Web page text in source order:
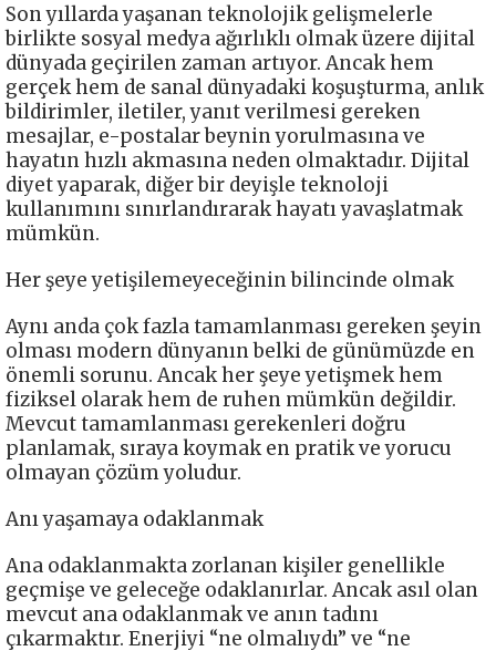
Son yıllarda yaşanan teknolojik gelişmelerle
birlikte sosyal medya ağırlıklı olmak üzere dijital
dünyada geçirilen zaman artıyor. Ancak hem
gerçek hem de sanal dünyadaki koşuşturma, anlık
bildirimler, iletiler, yanıt verilmesi gereken
mesajlar, e-postalar beynin yorulmasına ve
hayatın hızlı akmasına neden olmaktadır. Dijital
diyet yaparak, diğer bir deyişle teknoloji
kullanımını sınırlandırarak hayatı yavaşlatmak
mümkün.
Her şeye yetişilemeyeceğinin bilincinde olmak
Aynı anda çok fazla tamamlanması gereken şeyin
olması modern dünyanın belki de günümüzde en
önemli sorunu. Ancak her şeye yetişmek hem
fiziksel olarak hem de ruhen mümkün değildir.
Mevcut tamamlanması gerekenleri doğru
planlamak, sıraya koymak en pratik ve yorucu
olmayan çözüm yoludur.
Anı yaşamaya odaklanmak
Ana odaklanmakta zorlanan kişiler genellikle
geçmişe ve geleceğe odaklanırlar. Ancak asıl olan
mevcut ana odaklanmak ve anın tadını
çıkarmaktır. Enerjiyi “ne olmalıydı” ve “ne